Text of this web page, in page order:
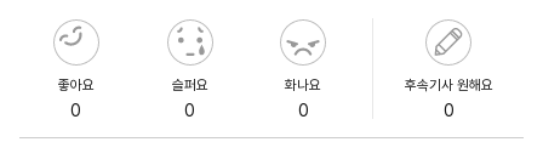
좋아요
0
슬퍼요
0
화나요
0
후속기사 원해요
0